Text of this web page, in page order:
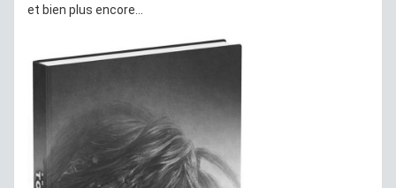
et bien plus encore...